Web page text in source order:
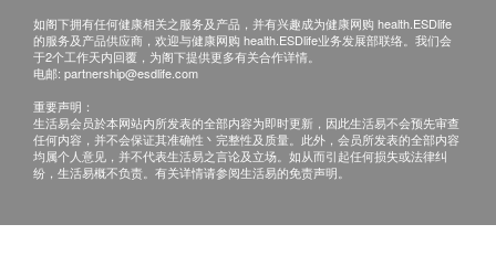
如阁下拥有任何健康相关之服务及产品，并有兴趣成为健康网购 health.ESDlife
的服务及产品供应商，欢迎与健康网购 health.ESDlife业务发展部联络。我们会
于2个工作天内回覆，为阁下提供更多有关合作详情。
电邮: partnership@esdlife.com
重要声明：
生活易会员於本网站内所发表的全部内容为即时更新，因此生活易不会预先审查
任何内容，并不会保证其准确性丶完整性及质量。此外，会员所发表的全部内容
均属个人意见，并不代表生活易之言论及立场。如从而引起任何损失或法律纠
纷，生活易概不负责。有关详情请参阅生活易的免责声明。